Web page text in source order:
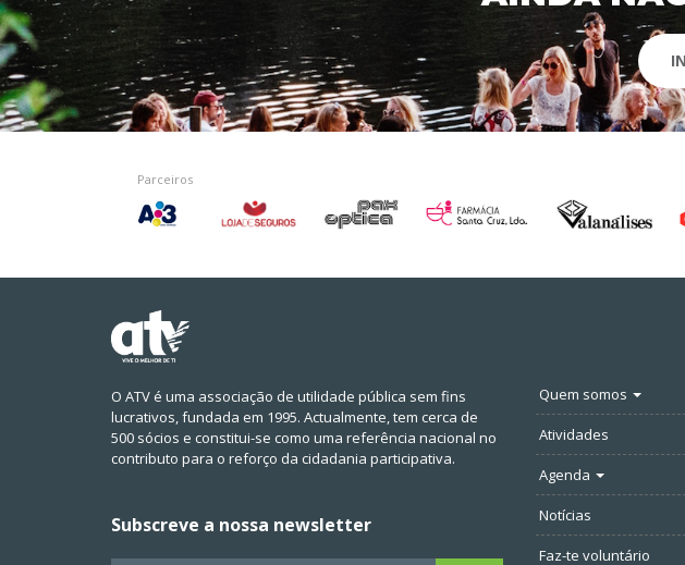
Parceiros
O ATV é uma associação de utilidade pública sem fins
lucrativos, fundada em 1995. Actualmente, tem cerca de
500 sócios e constitui-se como uma referência nacional no
contributo para o reforço da cidadania participativa.
Subscreve a nossa newsletter
Quem somos
Atividades
Agenda
Notícias
Faz-te voluntário